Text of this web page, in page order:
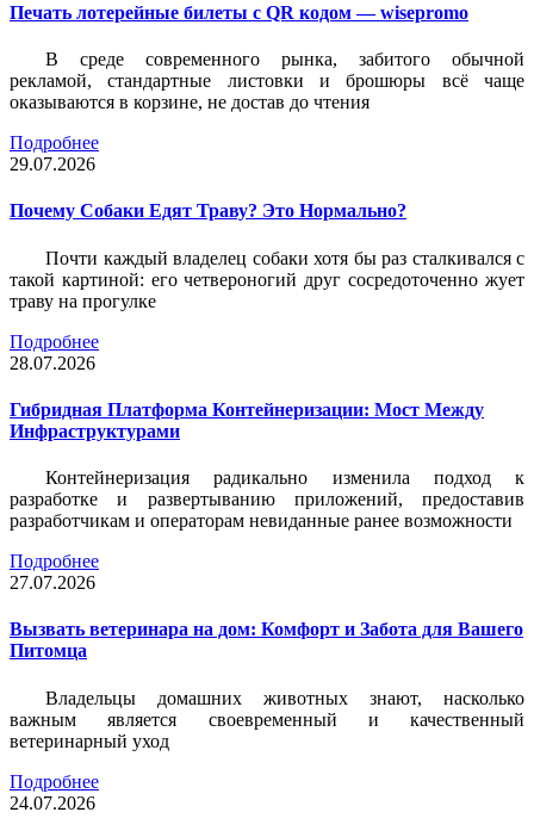
Печать лотерейные билеты c QR кодом — wisepromo
В среде современного рынка, забитого обычной
рекламой, стандартные листовки и брошюры всё чаще
оказываются в корзине, не достав до чтения
Подробнее
29.07.2026
Почему Собаки Едят Траву? Это Нормально?
Почти каждый владелец собаки хотя бы раз сталкивался с
такой картиной: его четвероногий друг сосредоточенно жует
траву на прогулке
Подробнее
28.07.2026
Гибридная Платформа Контейнеризации: Мост Между
Инфраструктурами
Контейнеризация радикально изменила подход к
разработке и развертыванию приложений, предоставив
разработчикам и операторам невиданные ранее возможности
Подробнее
27.07.2026
Вызвать ветеринара на дом: Комфорт и Забота для Вашего
Питомца
Владельцы домашних животных знают, насколько
важным является своевременный и качественный
ветеринарный уход
Подробнее
24.07.2026